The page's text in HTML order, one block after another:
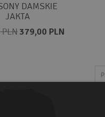
DAMSKIE
JAKTA
379,00 PLN